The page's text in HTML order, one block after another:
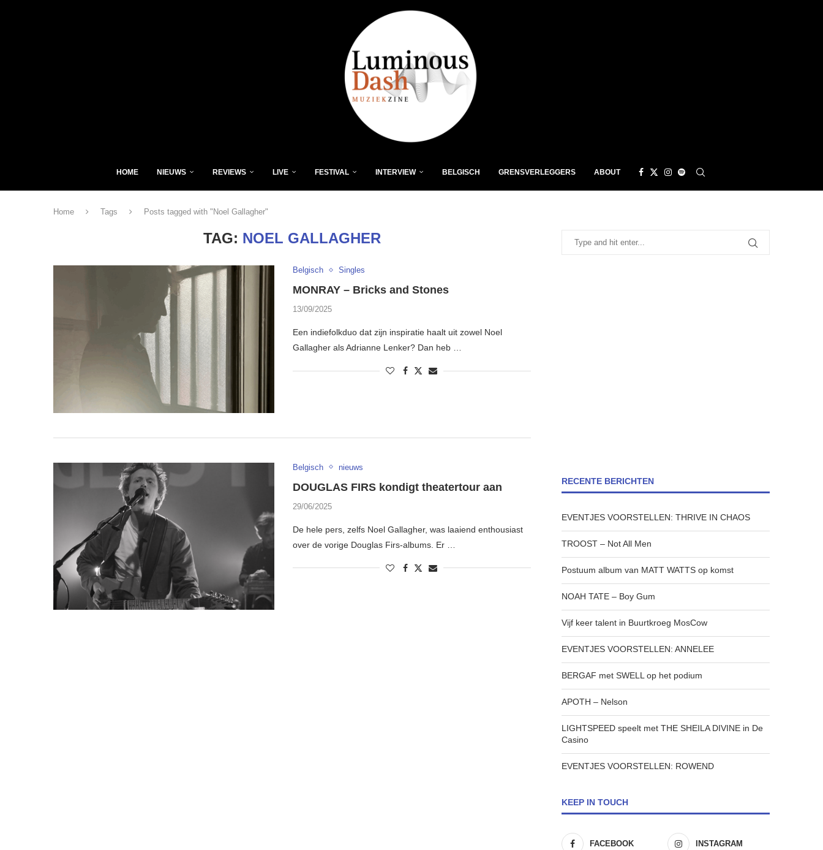
HOME NIEUWS REVIEWS LIVE FESTIVAL INTERVIEW BELGISCH GRENSVERLEGGERS ABOUT
Home Tags Posts tagged with "Noel Gallagher"
TAG: NOEL GALLAGHER
Belgisch Singles
MONRAY – Bricks and Stones
13/09/2025
Een indiefolkduo dat zijn inspiratie haalt uit zowel Noel
Gallagher als Adrianne Lenker? Dan heb …
Belgisch nieuws
DOUGLAS FIRS kondigt theatertour aan
29/06/2025
De hele pers, zelfs Noel Gallagher, was laaiend enthousiast
over de vorige Douglas Firs-albums. Er …
RECENTE BERICHTEN
EVENTJES VOORSTELLEN: THRIVE IN CHAOS
TROOST – Not All Men
Postuum album van MATT WATTS op komst
NOAH TATE – Boy Gum
Vijf keer talent in Buurtkroeg MosCow
EVENTJES VOORSTELLEN: ANNELEE
BERGAF met SWELL op het podium
APOTH – Nelson
LIGHTSPEED speelt met THE SHEILA DIVINE in De
Casino
EVENTJES VOORSTELLEN: ROWEND
KEEP IN TOUCH
FACEBOOK INSTAGRAM